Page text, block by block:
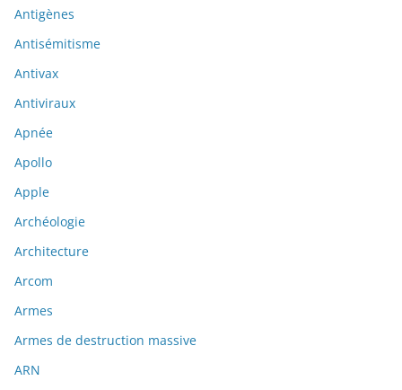
Antigènes
Antisémitisme
Antivax
Antiviraux
Apnée
Apollo
Apple
Archéologie
Architecture
Arcom
Armes
Armes de destruction massive
ARN